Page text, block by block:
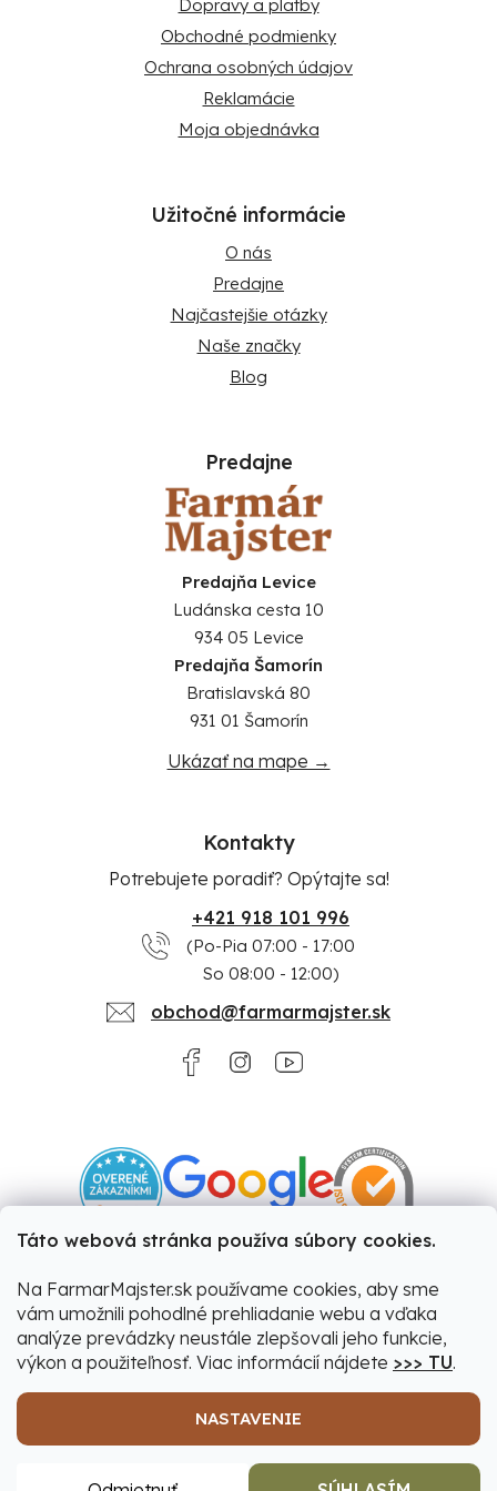
Táto webová stránka používa súbory cookies.
Na FarmarMajster.sk používame cookies, aby sme
vám umožnili pohodlné prehliadanie webu a vďaka
analýze prevádzky neustále zlepšovali jeho funkcie,
výkon a použiteľnosť. Viac informácií nájdete >>> TU.
NASTAVENIE
Dopravy a platby
Obchodné podmienky
Ochrana osobných údajov
Reklamácie
Moja objednávka
Užitočné informácie
O nás
Predajne
Najčastejšie otázky
Naše značky
Blog
Predajne
Predajňa Levice
Ludánska cesta 10
934 05 Levice
Predajňa Šamorín
Bratislavská 80
931 01 Šamorín
Ukázať na mape →
Kontakty
Potrebujete poradiť? Opýtajte sa!
+421 918 101 996
(Po-Pia 07:00 - 17:00
So 08:00 - 12:00)
obchod@farmarmajster.sk
Upravil Balkys